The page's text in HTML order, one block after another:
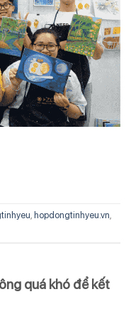
, hopdongtinhyeu.vn,
quá khó để kết